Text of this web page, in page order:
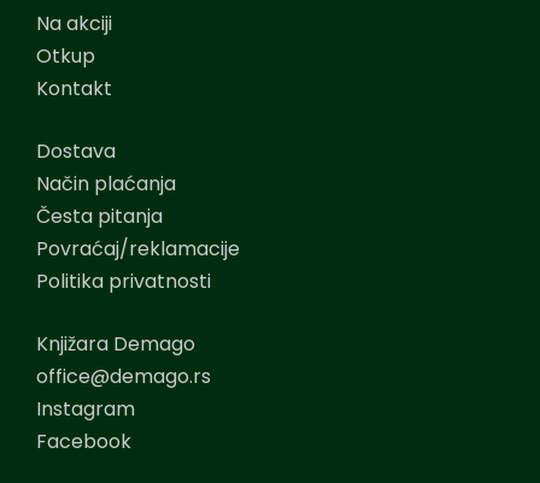
Na akciji
Otkup
Kontakt
Dostava
Način plaćanja
Česta pitanja
Povraćaj/reklamacije
Politika privatnosti
Knjižara Demago
office@demago.rs
Instagram
Facebook